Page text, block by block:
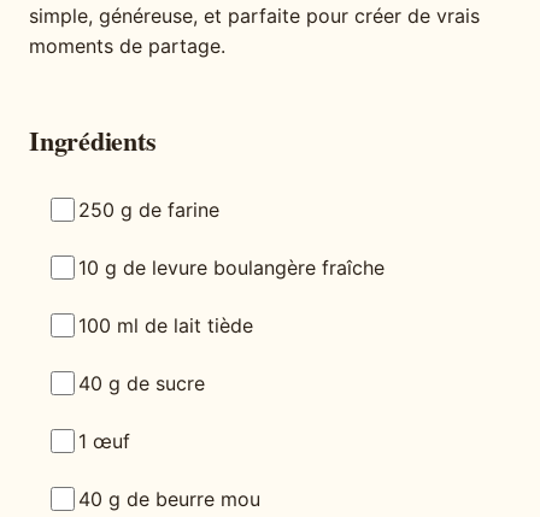
simple, généreuse, et parfaite pour créer de vrais
moments de partage.
Ingrédients
250 g de farine
10 g de levure boulangère fraîche
100 ml de lait tiède
40 g de sucre
1 œuf
40 g de beurre mou